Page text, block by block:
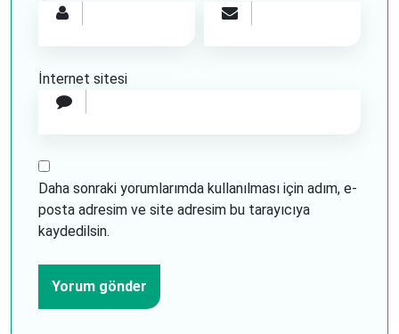
İnternet sitesi
Daha sonraki yorumlarımda kullanılması için adım, e-
posta adresim ve site adresim bu tarayıcıya
kaydedilsin.